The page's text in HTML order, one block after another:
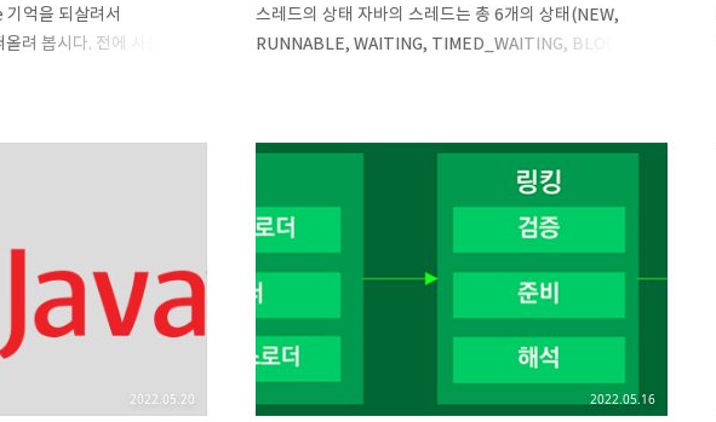
억을 되살려서
려 봅시다. 전에 사용했던
생시킬 수 있도록 만들 수
public interface
void run(); }
interface Callable { //
메서드다. // 만약에 결과를
스레드의 상태 자바의 스레드는 총 6개의 상태(NEW,
RUNNABLE, WAITING, TIMED_WAITING, BLOCKED,
상태를 말하는 것입니다. 다시 말해서, 운영체제 스레드의
상태를 나타내는 것은 아닙니다. NEW 새로운 스레드를
만들면 NEW 상태가 됩니다. 이 상태의 스레드는 아직
시작되지 않았으며, start() 메서드를 호출하며 스레드를
시작하면 RUNNABLE 상태로 들어가게 됩니다. Thread
thread = new Thread(new ThreadA());
System.out.println(th..
2022.05.20 2022.05.16